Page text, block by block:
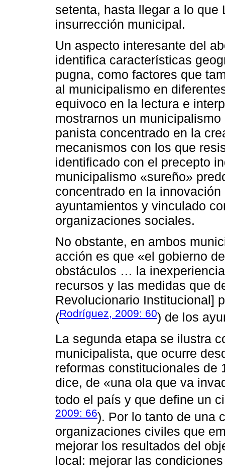
setenta, hasta llegar a lo
insurrección municipal.
Un aspecto interesante del
identifica características
pugna, como factores que
al municipalismo en
equivoco en la lectura e
mostrarnos un
panista concentrado en la
mecanismos con los que
identificado con el precepto
municipalismo «sureño»
concentrado en la
ayuntamientos y vinculado
organizaciones sociales.
No obstante, en ambos
acción es que «el gobierno
obstáculos … la
recursos y las medidas que
Revolucionario Institucional]
(Rodríguez, 2009: 60) de los
La segunda etapa se ilustra
municipalista, que ocurre
reformas constitucionales de
dice, de «una ola que va
todo el país y que define un
2009: 66). Por lo tanto de una
organizaciones civiles que
mejorar los resultados del
local: mejorar las